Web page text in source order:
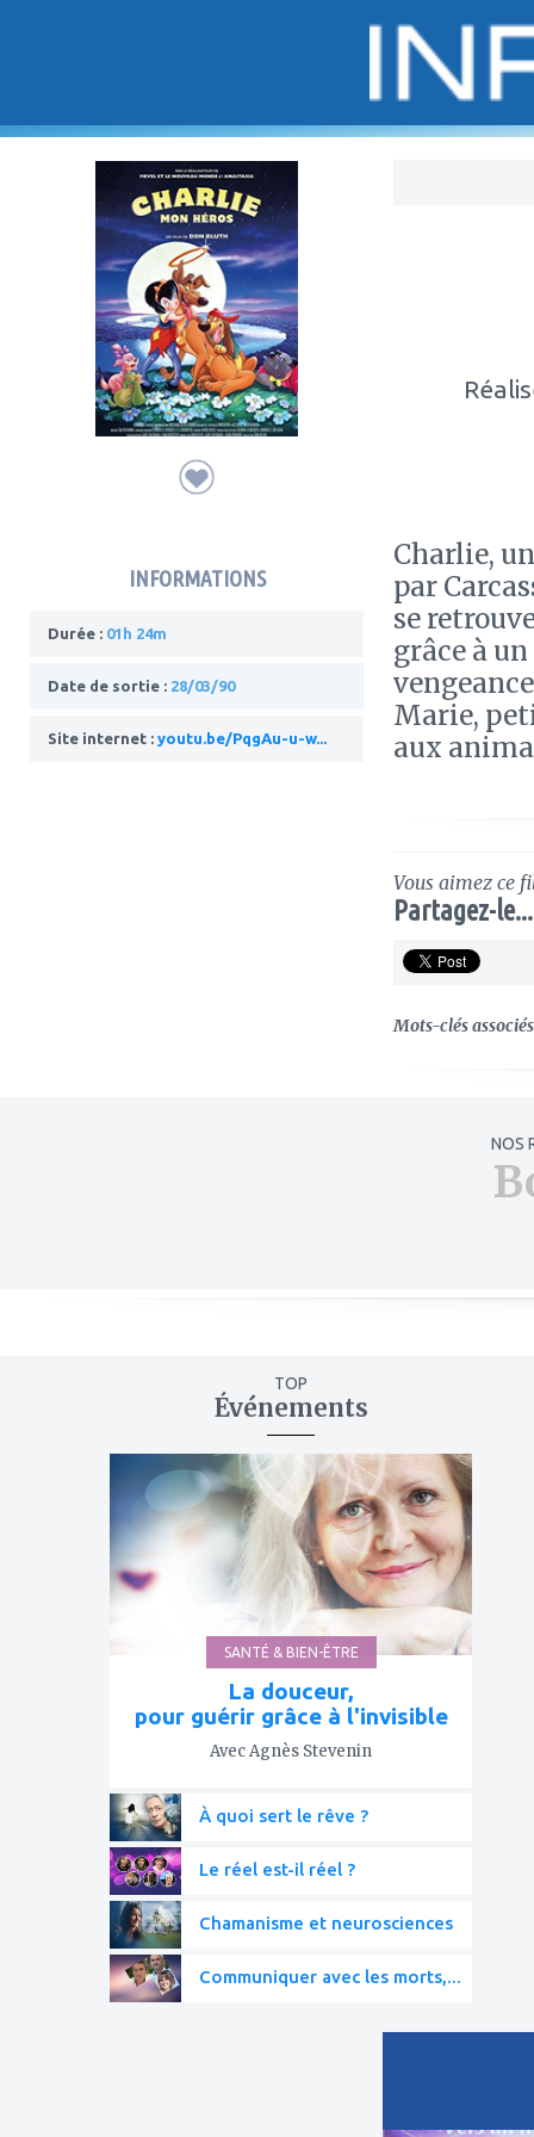
INFORMATIONS
Durée : 01h 24m
Date de sortie : 28/03/90
Site internet : youtu.be/PqgAu-u-w...
Charlie,
par
se
grâce à
Marie,
aux
Vous aimez ce
Partagez-le...
Mots-clés
NOS
TOP
Événements
mes
favoris
SANTÉ & BIEN-ÊTRE
La douceur,
pour guérir grâce à l'invisible
Avec Agnès Stevenin
À quoi sert le rêve ?
Le réel est-il réel ?
Chamanisme et neurosciences
Communiquer avec les morts,...